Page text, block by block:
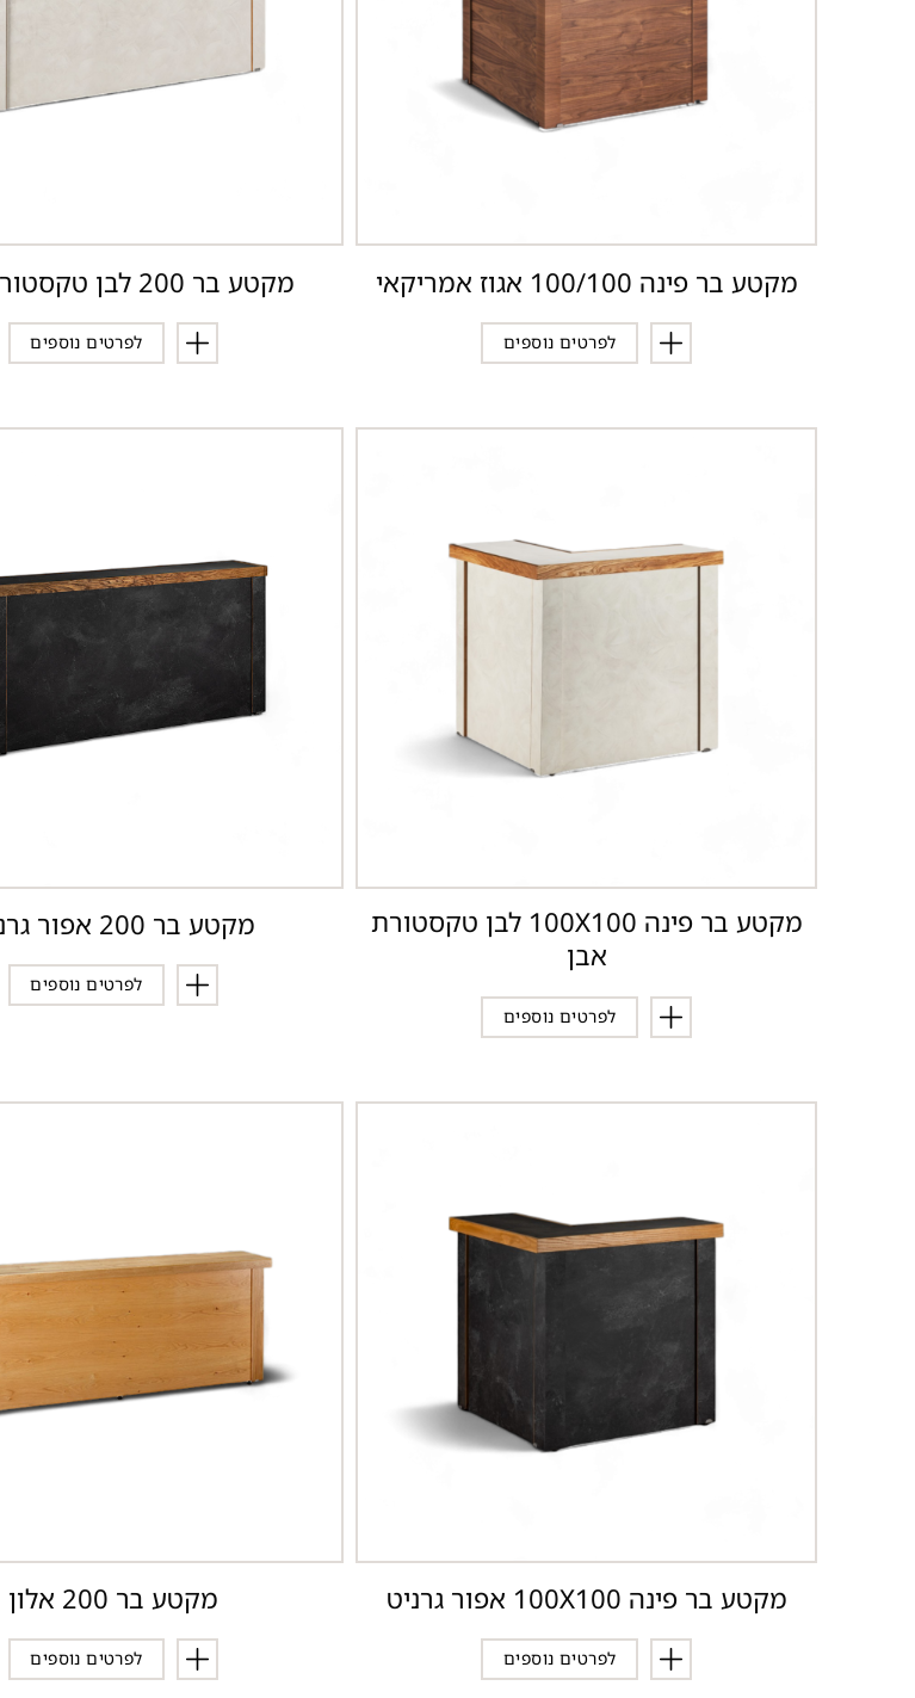
מקטע בר פינה 100/100 אגוז אמריקאי
לפרטים נוספים
מקטע בר 200 לבן טקסטורת אבן
לפרטים נוספים
מקטע בר פינה 100X100 לבן טקסטורת
אבן
לפרטים נוספים
מקטע בר 200 אפור גרניט
לפרטים נוספים
מקטע בר פינה 100X100 אפור גרניט
לפרטים נוספים
מקטע בר 200 אלון
לפרטים נוספים